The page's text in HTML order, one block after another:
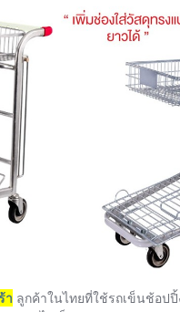
า ลูกค้าในไทยที่ใช้รถเข็นช้อป